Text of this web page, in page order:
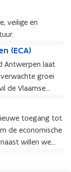
veilige en
(ECA)
Antwerpen laat
groei
de Vlaamse
in
toegang tot
de economische
willen we
verbeteren.